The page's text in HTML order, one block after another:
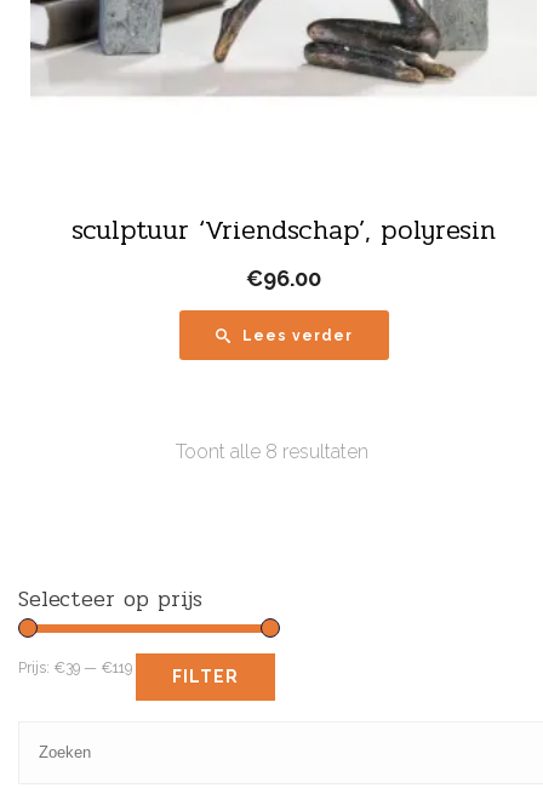
sculptuur ‘Vriendschap’, polyresin
€96.00
Lees verder
Toont alle 8 resultaten
Selecteer op prijs
FILTER
Prijs: €39 — €119